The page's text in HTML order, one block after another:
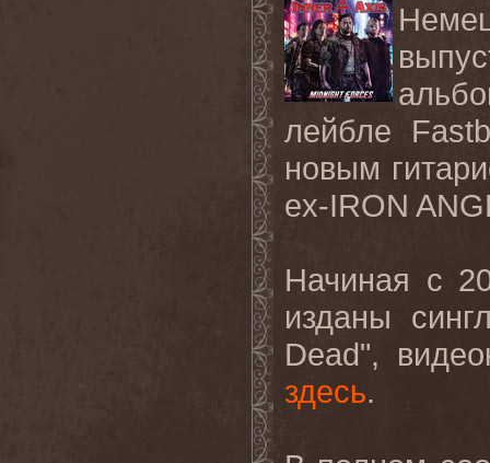
лейбле
новым
ex-IRON
Начиная с
изданы
Dead",
здесь.